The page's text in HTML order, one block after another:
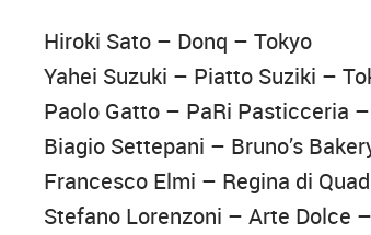
Hiroki Sato – Donq – Tokyo
Yahei Suzuki – Piatto Suziki –
Paolo Gatto – PaRi Pasticceria
Biagio Settepani – Bruno’s
Francesco Elmi – Regina di
Stefano Lorenzoni – Arte Dolce